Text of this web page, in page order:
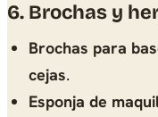
6. Brochas y
Brochas para
cejas.
Esponja de